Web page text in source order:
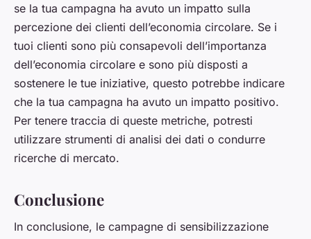
se la tua campagna ha avuto un impatto sulla
percezione dei clienti dell’economia circolare. Se i
tuoi clienti sono più consapevoli dell’importanza
dell’economia circolare e sono più disposti a
sostenere le tue iniziative, questo potrebbe indicare
che la tua campagna ha avuto un impatto positivo.
Per tenere traccia di queste metriche, potresti
utilizzare strumenti di analisi dei dati o condurre
ricerche di mercato.
Conclusione
In conclusione, le campagne di sensibilizzazione